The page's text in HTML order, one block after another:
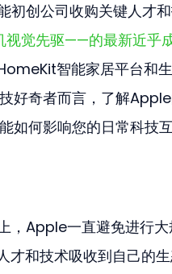
初创公司收购关键人才
觉先驱——的最新近乎
智能家居平台和
好奇者而言，了解
何影响您的日常科技互
，Apple一直避免进行大
才和技术吸收到自己的